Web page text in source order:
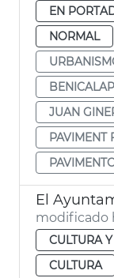
EN
NORMAL
BENICALAP
JUAN
PAVIMENT
modificado
CULTURA
CULTURA